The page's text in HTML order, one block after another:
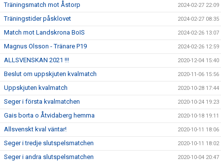
Träningsmatch mot Åstorp 2024-02-27 22:09
Träningstider påsklovet 2024-02-27 08:35
Match mot Landskrona BoIS 2024-02-26 13:07
Magnus Olsson - Tränare P19 2024-02-26 12:59
ALLSVENSKAN 2021 !!! 2020-12-04 15:40
Beslut om uppskjuten kvalmatch 2020-11-06 15:56
Uppskjuten kvalmatch 2020-10-28 17:44
Seger i första kvalmatchen 2020-10-24 19:23
Gais borta o Åtvidaberg hemma 2020-10-18 19:11
Allsvenskt kval väntar! 2020-10-11 18:06
Seger i tredje slutspelsmatchen 2020-10-11 18:02
Seger i andra slutspelsmatchen 2020-10-04 20:47